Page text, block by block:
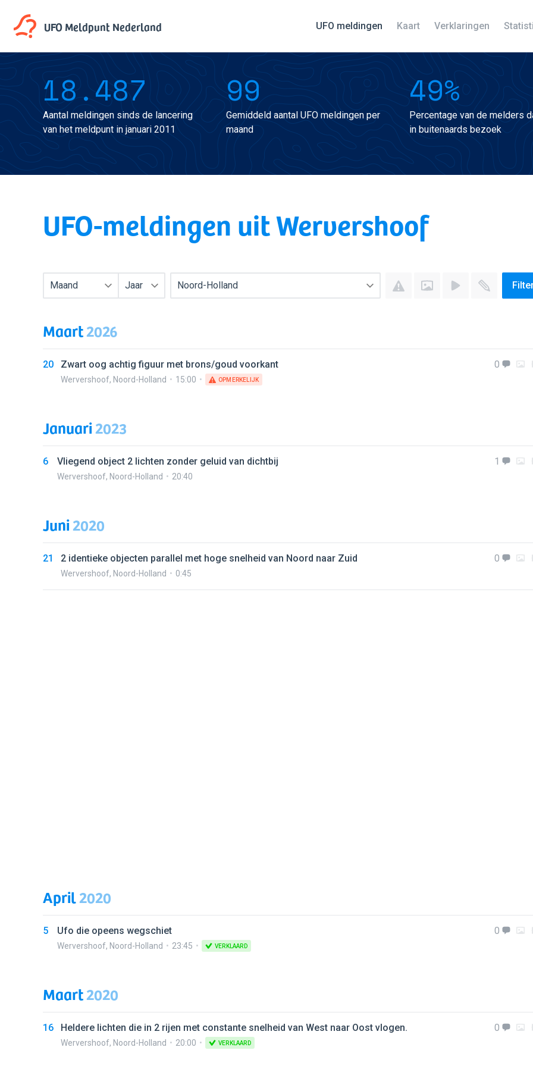
UFO MeldpuntNederland UFO meldingen Kaart Verklaringen
18.487
Aantal meldingen sinds de lancering
van het meldpunt in januari 2011
99
Gemiddeld aantal UFO meldingen per
maand
49%
Percentage van de melders
in buitenaards bezoek
UFO-meldingen uit Wervershoof
Maand Jaar Noord-Holland
Maart2026
20 Zwart oog achtig figuur met brons/goud voorkant
Wervershoof, Noord-Holland 15:00 OPMERKELIJK
0
Januari2023
6 Vliegend object 2 lichten zonder geluid van dichtbij
Wervershoof, Noord-Holland 20:40
1
Juni2020
21 2 identieke objecten parallel met hoge snelheid van Noord naar Zuid
Wervershoof, Noord-Holland 0:45
0
April2020
5 Ufo die opeens wegschiet
Wervershoof, Noord-Holland 23:45 VERKLAARD
0
Maart2020
16 Heldere lichten die in 2 rijen met constante snelheid van West naar Oost vlogen.
Wervershoof, Noord-Holland 20:00 VERKLAARD
0